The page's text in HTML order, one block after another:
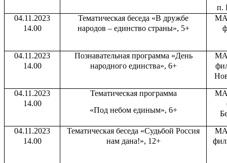
п.
04.11.2023
14.00
Тематическая беседа «В дружбе
народов – единство страны», 5+
04.11.2023
14.00
Познавательная программа «День
народного единства», 6+
04.11.2023
14.00
Тематическая программа
«Под небом единым», 6+
04.11.2023
14.00
Тематическая беседа «Судьбой Россия
нам дана!», 12+